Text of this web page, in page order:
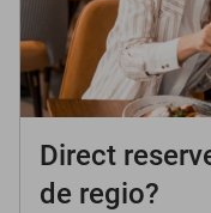
Direct
de regio?